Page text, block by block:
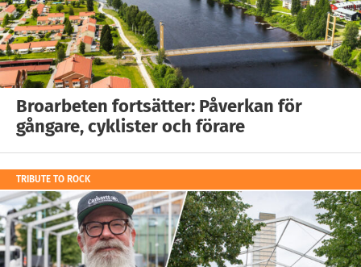
Broarbeten fortsätter: Påverkan för
gångare, cyklister och förare
TRIBUTE TO ROCK